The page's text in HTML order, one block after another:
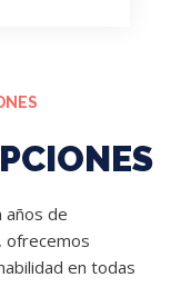
años de
ofrecemos
en todas